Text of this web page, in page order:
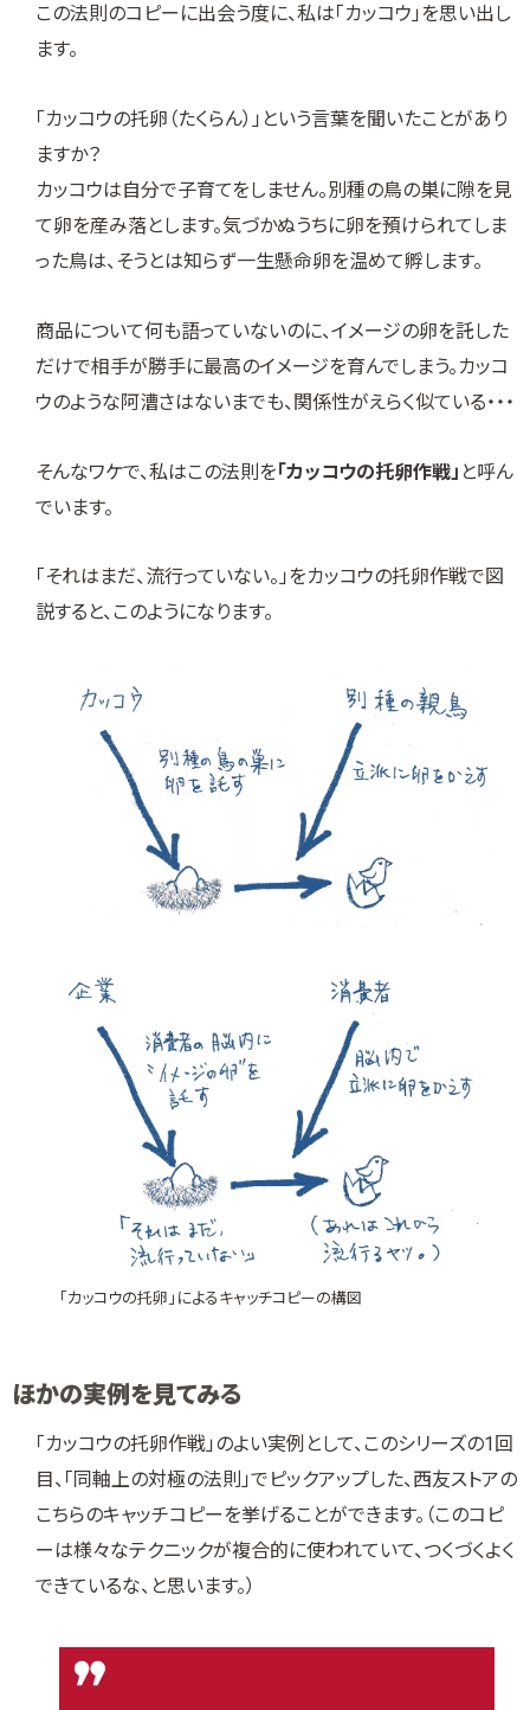
この法則のコピーに出会う度に、私は「カッコウ」を思い出し
ます。
「カッコウの托卵（たくらん）」という言葉を聞いたことがあり
ますか？
カッコウは自分で子育てをしません。別種の鳥の巣に隙を見
て卵を産み落とします。気づかぬうちに卵を預けられてしま
った鳥は、そうとは知らず一生懸命卵を温めて孵します。
商品について何も語っていないのに、イメージの卵を託した
だけで相手が勝手に最高のイメージを育んでしまう。カッコ
ウのような阿漕さはないまでも、関係性がえらく似ている・・・
そんなワケで、私はこの法則を「カッコウの托卵作戦」 と呼ん
でいます。
「それはまだ、流行っていない。」をカッコウの托卵作戦で図
説すると、このようになります。
「カッコウの托卵」によるキャッチコピーの構図
ほかの実例を見てみる
「カッコウの托卵作戦」のよい実例として、このシリーズの1回
目、「同軸上の対極の法則」でピックアップした、西友ストアの
こちらのキャッチコピーを挙げることができます。（このコピ
ーは様々なテクニックが複合的に使われていて、つくづくよく
できているな、と思います。）